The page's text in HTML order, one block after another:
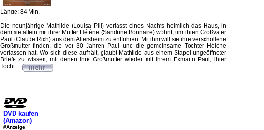
Länge: 84 Min.
Die neunjährige Mathilde (Louisa Pili) verlässt eines Nachts heimlich das Haus, in
dem sie allein mit ihrer Mutter Hélène (Sandrine Bonnaire) wohnt, um ihren Großvater
Paul (Claude Rich) aus dem Altersheim zu entführen. Mit ihm will sie ihre verschollene
Großmutter finden, die vor 30 Jahren Paul und die gemeinsame Tochter Hélène
verlassen hat. Wo sich diese aufhält, glaubt Mathilde aus einem Stapel ungeöffneter
Briefe zu wissen, mit denen ihre Großmutter wieder mit ihrem Exmann Paul, ihrer
Tocht...
DVD kaufen
(Amazon)
#Anzeige